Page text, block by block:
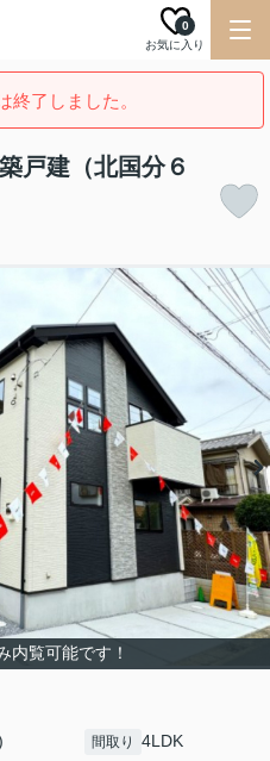
お気に入り
0
終了しました。
戸建（北国分６
内覧可能です！
間取り 4LDK